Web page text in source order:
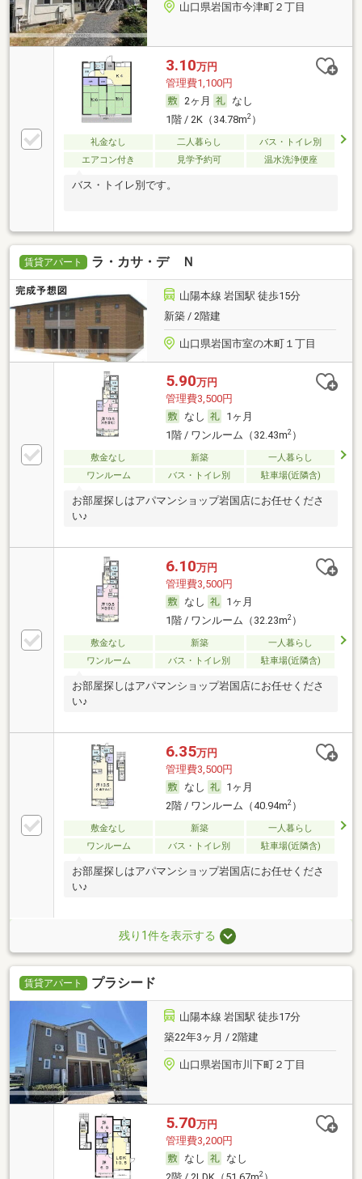
山口県岩国市今津町２丁目
3.10万円
管理費1,100円
2ヶ月
なし
1階 / 2K（34.78m2）
礼金なし 二人暮らし
バス・トイレ別
エアコン付き
見学予約可 温水洗浄便座
バス・トイレ別です。
賃貸アパート ラ・カサ・デ Ｎ
山陽本線 岩国駅 徒歩15分
新築 / 2階建
山口県岩国市室の木町１丁目
5.90万円
管理費3,500円
なし
1ヶ月
1階 / ワンルーム（32.43m2）
敷金なし 新築
一人暮らし
ワンルーム
バス・トイレ別 駐車場(近隣含)
お部屋探しはアパマンショップ岩国店にお任せくださ
い♪
6.10万円
管理費3,500円
なし
1ヶ月
1階 / ワンルーム（32.23m2）
敷金なし 新築
一人暮らし
ワンルーム
バス・トイレ別 駐車場(近隣含)
お部屋探しはアパマンショップ岩国店にお任せくださ
い♪
6.35万円
管理費3,500円
なし
1ヶ月
2階 / ワンルーム（40.94m2）
敷金なし 新築
一人暮らし
ワンルーム
バス・トイレ別 駐車場(近隣含)
お部屋探しはアパマンショップ岩国店にお任せくださ
い♪
残り1件を表示する
賃貸アパート プラシード
山陽本線 岩国駅 徒歩17分
築22年3ヶ月 / 2階建
山口県岩国市川下町２丁目
5.70万円
管理費3,200円
なし
なし
2